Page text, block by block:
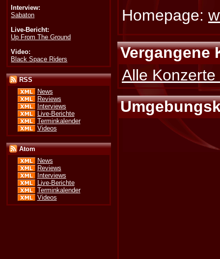
Interview:
Sabaton
Live-Bericht:
Up From The Ground
Video:
Black Space Riders
RSS
News
Reviews
Interviews
Live-Berichte
Terminkalender
Videos
Atom
News
Reviews
Interviews
Live-Berichte
Terminkalender
Videos
Homepage:
Vergangene
Alle